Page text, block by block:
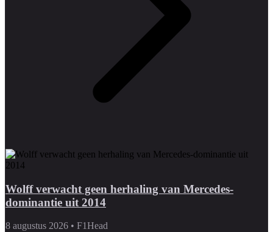
Wolff verwacht geen herhaling van Mercedes-
dominantie uit 2014
8 augustus 2026 • F1Head